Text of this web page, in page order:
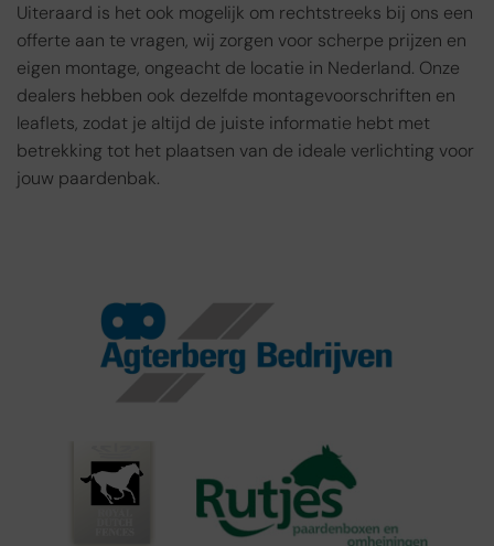
Uiteraard is het ook mogelijk om rechtstreeks bij ons een
offerte aan te vragen, wij zorgen voor scherpe prijzen en
eigen montage, ongeacht de locatie in Nederland. Onze
dealers hebben ook dezelfde montagevoorschriften en
leaflets, zodat je altijd de juiste informatie hebt met
betrekking tot het plaatsen van de ideale verlichting voor
jouw paardenbak.